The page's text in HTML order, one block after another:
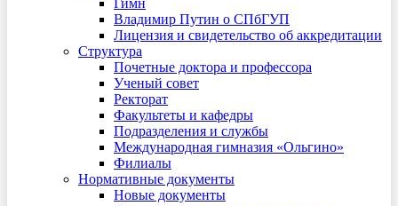
Гимн
Владимир Путин о СПбГУП
Лицензия и свидетельство об аккредитации
Структура
Почетные доктора и профессора
Ученый совет
Ректорат
Факультеты и кафедры
Подразделения и службы
Международная гимназия «Ольгино»
Филиалы
Нормативные документы
Новые документы